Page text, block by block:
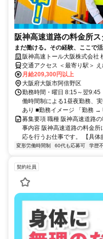
阪神高速道路の料金所ス
まだ働ける。その経験、ここで
専用の仮眠室等職場環境も充実！
阪神高速トール大阪株式会社
交通アクセス ＜最寄り駅＞
阪堺線「恵美須町」駅徒歩す
「今宮戎」駅 天保山営業所 Osaka Metro中央線「大阪港」駅より徒
歩5分
月給209,300円以上
大阪府大阪市阿倍野区
勤務時間・曜日 8:15～翌
働時間制による1昼夜勤務、
あり ■勤務イメージ 「勤務
募集要項 職種 阪神高速道路
事内容 阪神高速道路の料金
応を行うお仕事です。 【具
変形労働時間制 60代も応募可 学歴
契約社員